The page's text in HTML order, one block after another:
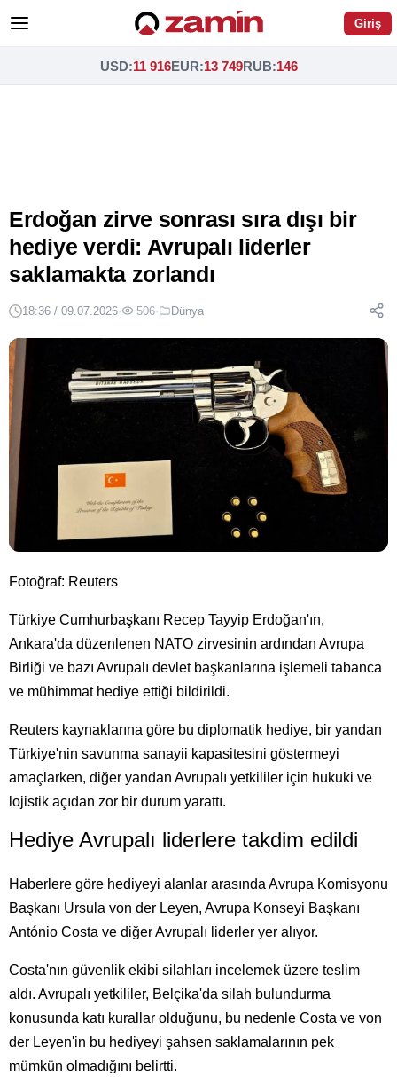
Giriş
USD:11 916EUR:13 749RUB:146
Erdoğan zirve sonrası sıra dışı bir
hediye verdi: Avrupalı liderler
saklamakta zorlandı
18:36 / 09.07.2026· 506· Dünya
Fotoğraf: Reuters
Türkiye Cumhurbaşkanı Recep Tayyip Erdoğan'ın,
Ankara'da düzenlenen NATO zirvesinin ardından Avrupa
Birliği ve bazı Avrupalı devlet başkanlarına işlemeli tabanca
ve mühimmat hediye ettiği bildirildi.
Reuters kaynaklarına göre bu diplomatik hediye, bir yandan
Türkiye'nin savunma sanayii kapasitesini göstermeyi
amaçlarken, diğer yandan Avrupalı yetkililer için hukuki ve
lojistik açıdan zor bir durum yarattı.
Hediye Avrupalı liderlere takdim edildi
Haberlere göre hediyeyi alanlar arasında Avrupa Komisyonu
Başkanı Ursula von der Leyen, Avrupa Konseyi Başkanı
António Costa ve diğer Avrupalı liderler yer alıyor.
Costa'nın güvenlik ekibi silahları incelemek üzere teslim
aldı. Avrupalı yetkililer, Belçika'da silah bulundurma
konusunda katı kurallar olduğunu, bu nedenle Costa ve von
der Leyen'in bu hediyeyi şahsen saklamalarının pek
mümkün olmadığını belirtti.